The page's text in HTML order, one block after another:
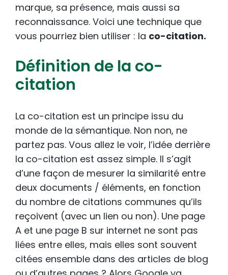
marque, sa présence, mais aussi sa
reconnaissance. Voici une technique que
vous pourriez bien utiliser : la co-citation.
Définition de la co-
citation
La co-citation est un principe issu du
monde de la sémantique. Non non, ne
partez pas. Vous allez le voir, l’idée derrière
la co-citation est assez simple. Il s’agit
d’une façon de mesurer la similarité entre
deux documents / éléments, en fonction
du nombre de citations communes qu’ils
reçoivent (avec un lien ou non). Une page
A et une page B sur internet ne sont pas
liées entre elles, mais elles sont souvent
citées ensemble dans des articles de blog